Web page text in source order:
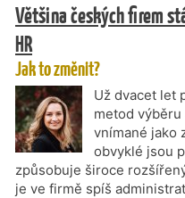
Většina českých firem
HR
Jak to změnit?
Už dvacet let
metod
vnímané jako
obvyklé jsou
způsobuje široce
je ve firmě spíš